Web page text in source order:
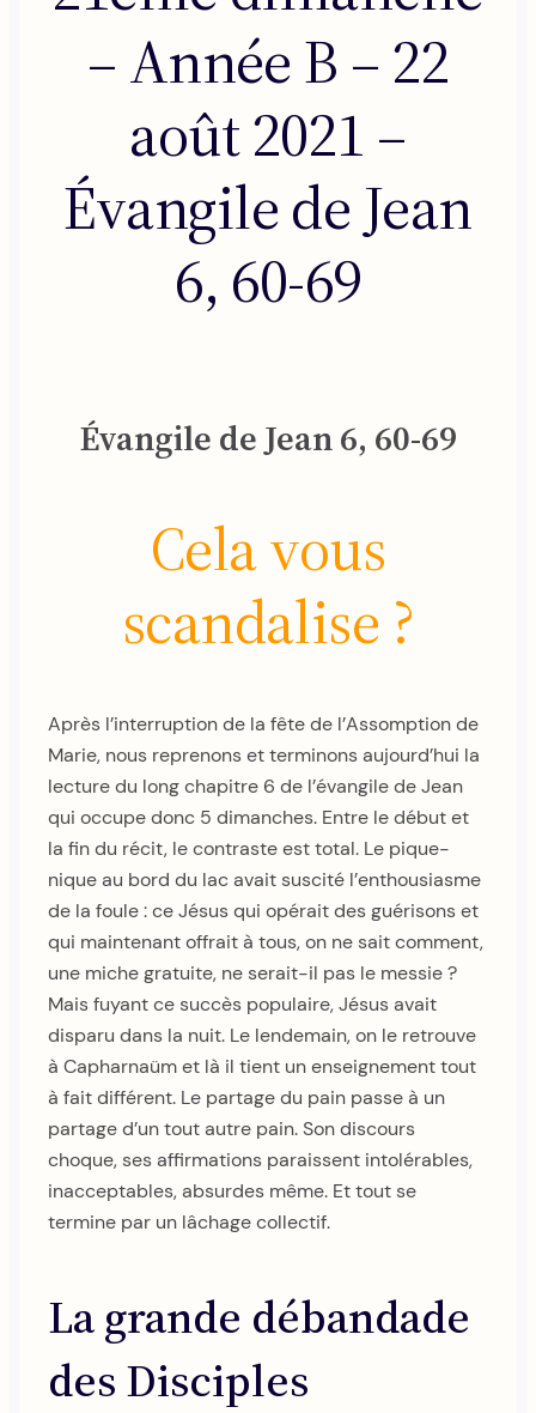
– Année B – 22
août 2021 –
Évangile de Jean
6, 60-69
Évangile de Jean 6, 60-69
Cela vous
scandalise ?
Après l’interruption de la fête de l’Assomption de
Marie, nous reprenons et terminons aujourd’hui la
lecture du long chapitre 6 de l’évangile de Jean
qui occupe donc 5 dimanches. Entre le début et
la fin du récit, le contraste est total. Le pique-
nique au bord du lac avait suscité l’enthousiasme
de la foule : ce Jésus qui opérait des guérisons et
qui maintenant offrait à tous, on ne sait comment,
une miche gratuite, ne serait-il pas le messie ?
Mais fuyant ce succès populaire, Jésus avait
disparu dans la nuit. Le lendemain, on le retrouve
à Capharnaüm et là il tient un enseignement tout
à fait différent. Le partage du pain passe à un
partage d’un tout autre pain. Son discours
choque, ses affirmations paraissent intolérables,
inacceptables, absurdes même. Et tout se
termine par un lâchage collectif.
La grande débandade
des Disciples